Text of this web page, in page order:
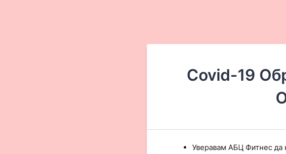
Covid-19
Уверавам АБЦ Фитнес да